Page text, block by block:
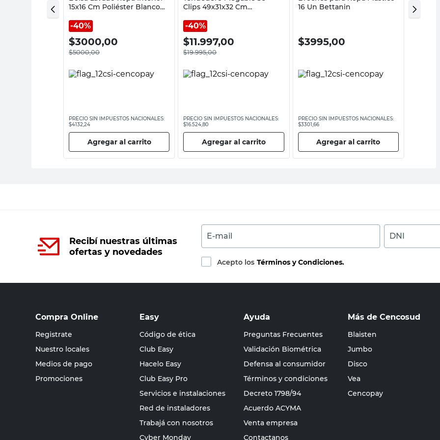
15x16 Cm Poliéster Blanco
40%
$3000,00
$5000,00
PRECIO SIN IMPUESTOS NACIONALES:
$4132,24
Agregar al carrito
Clips 49x31x32 Cm
Cotidiana
40%
$11.997,00
$19.995,00
PRECIO SIN IMPUESTOS NACIONALES:
$16.524,80
Agregar al carrito
16 Un Bettanin
$3995,00
PRECIO SIN IMPUESTOS NACIONALES:
$3301,66
Agregar al carrito
Gris
Recibí nuestras últimas
ofertas y novedades
E-mail DNI
Acepto los Términos y Condiciones.
Compra Online
Registrate
Nuestro locales
Medios de pago
Promociones
Easy
Código de ética
Club Easy
Hacelo Easy
Club Easy Pro
Servicios e instalaciones
Red de instaladores
Trabajá con nosotros
Cyber Monday
Ayuda
Preguntas Frecuentes
Validación Biométrica
Defensa al consumidor
Términos y condiciones
Decreto 1798/94
Acuerdo ACYMA
Venta empresa
Contactanos
Más de Cencosud
Blaisten
Jumbo
Disco
Vea
Cencopay